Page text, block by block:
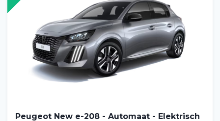
Home
Voertuig huren
Lange termijn
Peugeot New e-208 - Automaat - Elektrisch